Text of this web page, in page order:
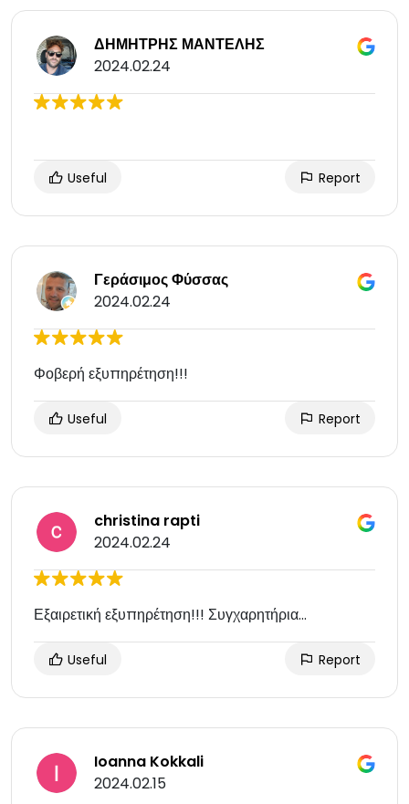
ΔΗΜΗΤΡΗΣ ΜΑΝΤΕΛΗΣ
2024.02.24
Useful Report
Γεράσιμος Φύσσας
2024.02.24
Φοβερή εξυπηρέτηση!!!
Useful Report
christina rapti
2024.02.24
Εξαιρετική εξυπηρέτηση!!! Συγχαρητήρια...
Useful Report
Ioanna Kokkali
2024.02.15